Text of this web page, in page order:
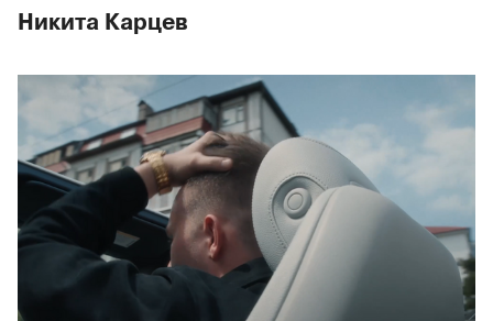
Никита Карцев